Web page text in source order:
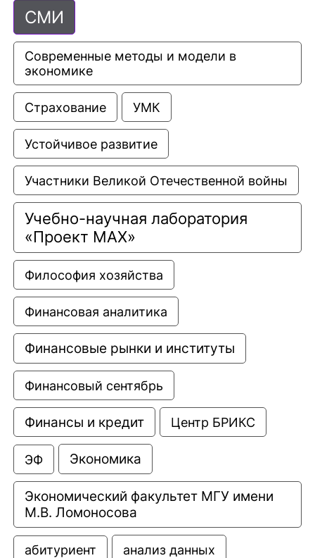
СМИ
Современные методы и модели в
экономике
Страхование УМК
Устойчивое развитие
Участники Великой Отечественной войны
Учебно-научная лаборатория
«Проект МАХ»
Философия хозяйства
Финансовая аналитика
Финансовые рынки и институты
Финансовый сентябрь
Финансы и кредит Центр БРИКС
ЭФ Экономика
Экономический факультет МГУ имени
М.В. Ломоносова
абитуриент анализ данных